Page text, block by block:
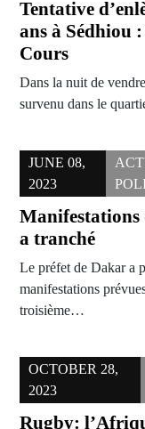
Tentative
ans à Sédhiou
Cours
Dans la nuit de
survenu dans le
JUNE 08,
2023
Manifestations
a tranché
Le préfet de Dakar a
manifestations
troisième…
OCTOBER 28,
2023
Rugby: